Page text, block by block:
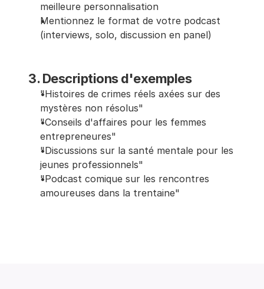
meilleure personnalisation
Mentionnez le format de votre podcast
(interviews, solo, discussion en panel)
3. Descriptions d'exemples
"Histoires de crimes réels axées sur des
mystères non résolus"
"Conseils d'affaires pour les femmes
entrepreneures"
"Discussions sur la santé mentale pour les
jeunes professionnels"
"Podcast comique sur les rencontres
amoureuses dans la trentaine"